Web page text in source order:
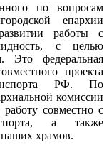
по вопросам
епархии
работы с
с целью
Это федеральная
проекта
РФ. По
комиссии
совместно с
а также
храмов.